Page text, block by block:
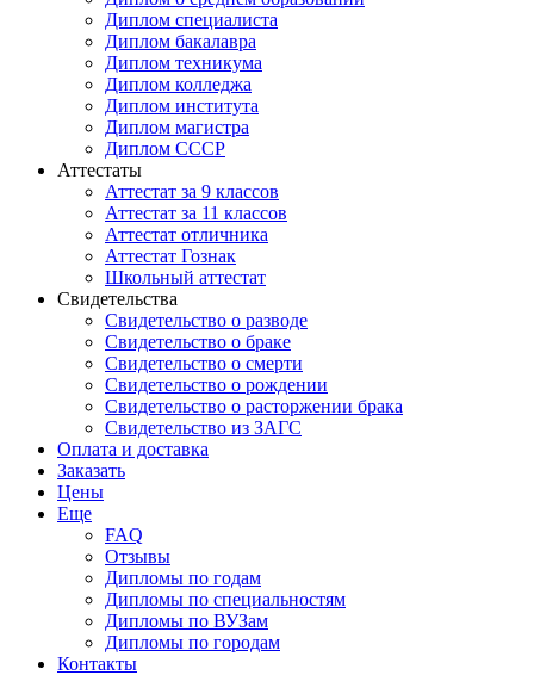
Диплом специалиста
Диплом бакалавра
Диплом техникума
Диплом колледжа
Диплом института
Диплом магистра
Диплом СССР
Аттестаты
Аттестат за 9 классов
Аттестат за 11 классов
Аттестат отличника
Аттестат Гознак
Школьный аттестат
Свидетельства
Свидетельство о разводе
Свидетельство о браке
Свидетельство о смерти
Свидетельство о рождении
Свидетельство о расторжении брака
Свидетельство из ЗАГС
Оплата и доставка
Заказать
Цены
Еще
FAQ
Отзывы
Дипломы по годам
Дипломы по специальностям
Дипломы по ВУЗам
Дипломы по городам
Контакты